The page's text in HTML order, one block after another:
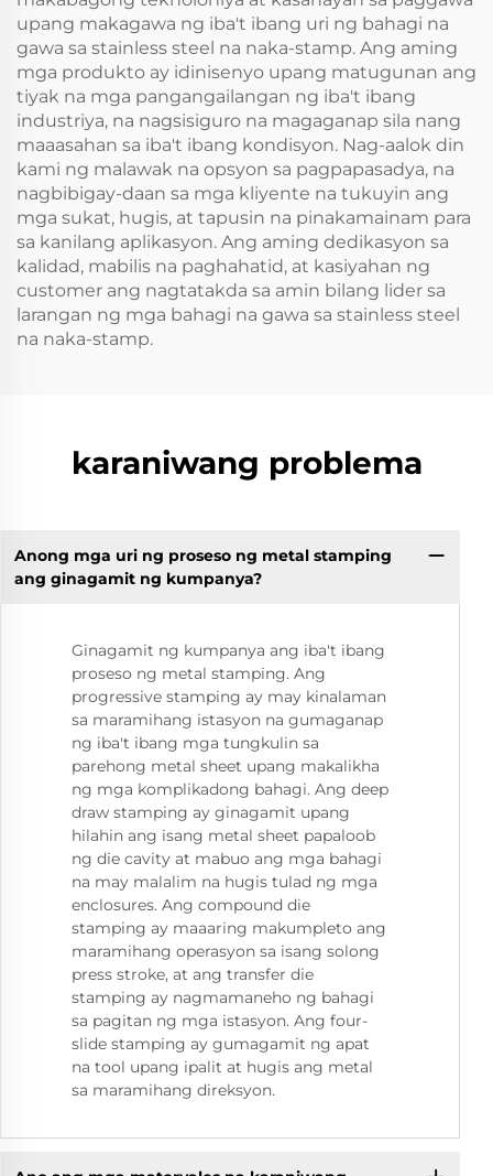
upang makagawa ng iba't ibang uri ng bahagi na
gawa sa stainless steel na naka-stamp. Ang aming
mga produkto ay idinisenyo upang matugunan ang
tiyak na mga pangangailangan ng iba't ibang
industriya, na nagsisiguro na magaganap sila nang
maaasahan sa iba't ibang kondisyon. Nag-aalok din
kami ng malawak na opsyon sa pagpapasadya, na
nagbibigay-daan sa mga kliyente na tukuyin ang
mga sukat, hugis, at tapusin na pinakamainam para
sa kanilang aplikasyon. Ang aming dedikasyon sa
kalidad, mabilis na paghahatid, at kasiyahan ng
customer ang nagtatakda sa amin bilang lider sa
larangan ng mga bahagi na gawa sa stainless steel
na naka-stamp.
karaniwang problema
Anong mga uri ng proseso ng metal stamping
ang ginagamit ng kumpanya?
Ginagamit ng kumpanya ang iba't ibang
proseso ng metal stamping. Ang
progressive stamping ay may kinalaman
sa maramihang istasyon na gumaganap
ng iba't ibang mga tungkulin sa
parehong metal sheet upang makalikha
ng mga komplikadong bahagi. Ang deep
draw stamping ay ginagamit upang
hilahin ang isang metal sheet papaloob
ng die cavity at mabuo ang mga bahagi
na may malalim na hugis tulad ng mga
enclosures. Ang compound die
stamping ay maaaring makumpleto ang
maramihang operasyon sa isang solong
press stroke, at ang transfer die
stamping ay nagmamaneho ng bahagi
sa pagitan ng mga istasyon. Ang four-
slide stamping ay gumagamit ng apat
na tool upang ipalit at hugis ang metal
sa maramihang direksyon.